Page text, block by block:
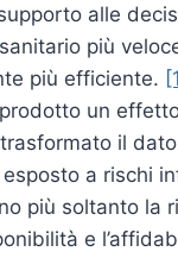
alle
più
più efficiente.
un
il
a rischi
più soltanto la
e